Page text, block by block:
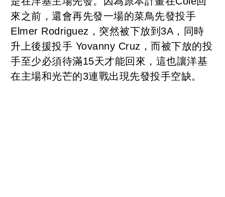
來之前，還會再先發一場的菜鳥先發投手
Elmer Rodriguez，突然被下放到3A，同時
升上後援投手 Yovanny Cruz，而被下放的投
手至少必須待滿15天才能回來，這也讓洋基
在主場和光芒的3連戰出現先發投手空缺。